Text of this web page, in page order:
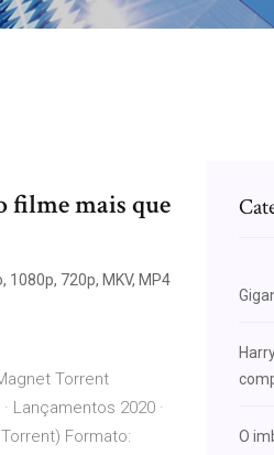
filme mais que
720p, MKV, MP4
Torrent
Lançamentos 2020 ·
Formato:
O